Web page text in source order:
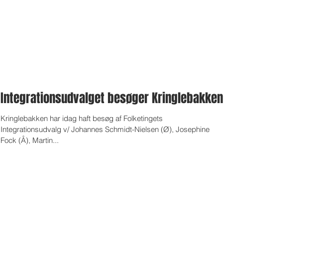
Integrationsudvalget besøger Kringlebakken
Kringlebakken har idag haft besøg af Folketingets
Integrationsudvalg v/ Johannes Schmidt-Nielsen (Ø), Josephine
Fock (Å), Martin...